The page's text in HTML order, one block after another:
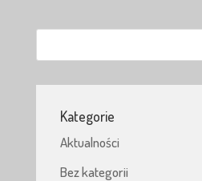
Kategorie
Aktualności
Bez kategorii